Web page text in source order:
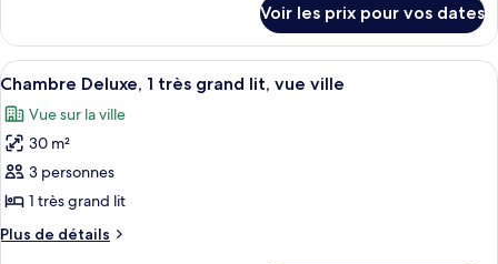
de
chambre :
Deluxe
King
Room
With
Garden
View
le
type
de
Deluxe
King
With
Garden
Voir les prix pour vos dates
Afficher
toutes
les
photos
pour
ce
type
de
Une chambre d’hôtel avec un
6
Chambre Deluxe, 1 très grand lit, vue ville
Vue sur la ville
30 m²
3 personnes
1 très grand lit
Plus de détails
Plus